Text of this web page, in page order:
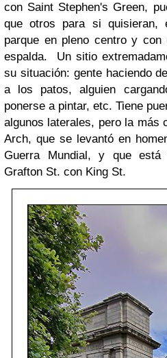
con Saint Stephen's Green,
que otros para si quisieran,
parque en pleno centro y
espalda. Un sitio
su situación: gente haciendo
a los patos, alguien
ponerse a pintar, etc. Tiene
algunos laterales, pero la más
Arch, que se levantó en
Guerra Mundial, y que
Grafton St. con King St.